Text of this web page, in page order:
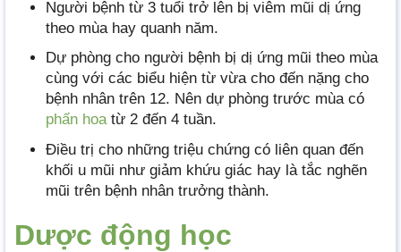
Người bệnh từ 3 tuổi trở lên bị viêm mũi dị ứng
theo mùa hay quanh năm.
Dự phòng cho người bệnh bị dị ứng mũi theo mùa
cùng với các biểu hiện từ vừa cho đến nặng cho
bệnh nhân trên 12. Nên dự phòng trước mùa có
phấn hoatừ 2 đến 4 tuần.
Điều trị cho những triệu chứng có liên quan đến
khối u mũi như giảm khứu giác hay là tắc nghẽn
mũi trên bệnh nhân trưởng thành.
Dược động học